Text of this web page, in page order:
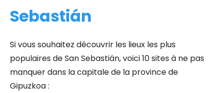
Sebastián
Si vous souhaitez découvrir les lieux les plus
populaires de San Sebastián, voici 10 sites à ne pas
manquer dans la capitale de la province de
Gipuzkoa :